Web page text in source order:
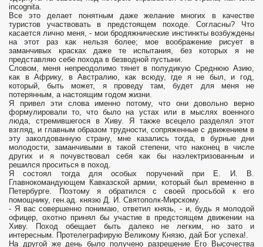
incognita.
Все это делает понятным даже желание многих в качестве
туристов участвовать в предстоящем походе. Согласны? Что
касается лично меня, - мои бродяжнические инстинкты возбуждены
на этот раз как нельзя более; мое воображение рисует в
заманчивых красках даже те испытания, без которых я не
представляю себе похода в безводной пустыни.
Словом, меня непреодолимо тянет в полудикую Среднюю Азию,
как в Африку, в Австралию, как всюду, где я не был, и год,
который, быть может, я проведу там, будет для меня не
потерянным, а настоящим годом жизни.
Я привел эти слова именно потому, что они довольно верно
формулировали то, что было на устах или в мыслях военного
люда, стремившегося в Хиву. Я также всецело разделял этот
взгляд, и главным образом трудности, сопряженные с движением в
эту заколдованную страну, мне казались тогда, в бурные дни
молодости, заманчивыми в такой степени, что наконец в числе
других и я почувствовал себя как бы наэлектризованным и
решился проситься в поход.
Я состоял тогда для особых поручений при Е. И. В.
Главнокомандующем Кавказской армии, который был временно в
Петербурге. Поэтому я обратился с своей просьбой к его
помощнику, ген.ад. князю Д. И. Святополк-Мирскому.
- Я вас совершенно понимаю, ответил князь, - и, будь я молодой
офицер, охотно принял бы участие в предстоящем движении на
Хиву. Поход обещает быть далеко не легким, но зато и
интересным. Протелеграфирую Великому Князю, дай Бог успеха!.
На другой же день было получено разрешение Его Высочества